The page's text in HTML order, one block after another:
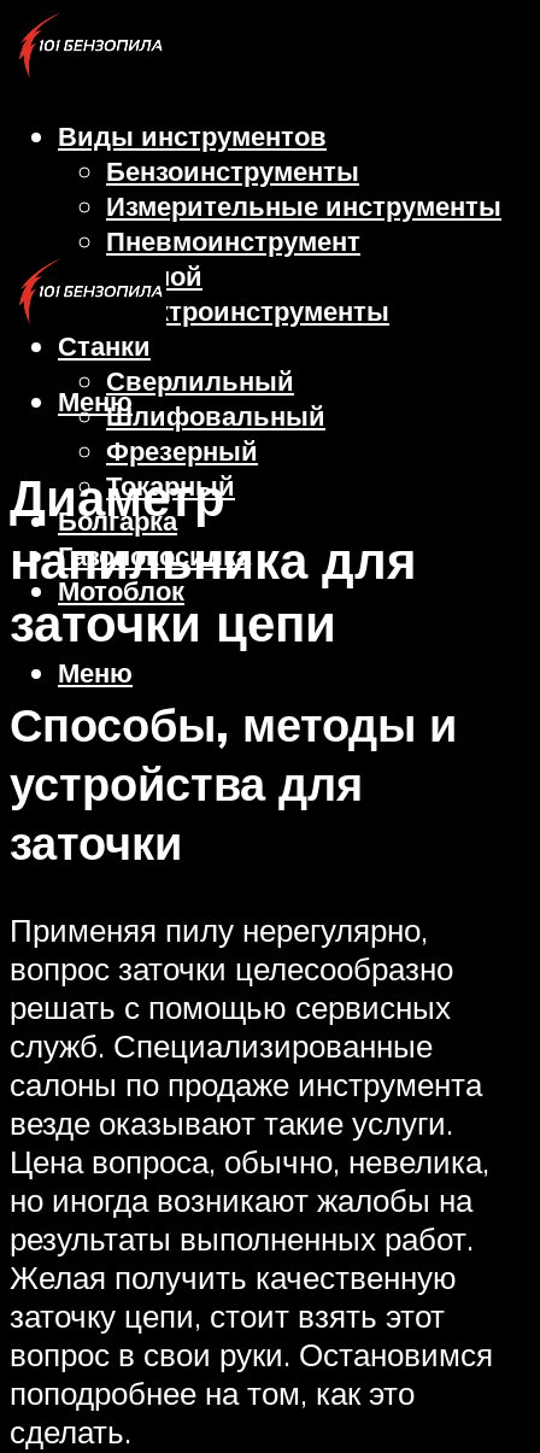
Виды инструментов
Бензоинструменты
Измерительные инструменты
Пневмоинструмент
Ручной
Электроинструменты
Станки
Сверлильный
Шлифовальный
Фрезерный
Токарный
Болгарка
Газонокосилка
Мотоблок
Меню
Меню
Диаметр
напильника для
заточки цепи
Способы, методы и
устройства для
заточки
Применяя пилу нерегулярно,
вопрос заточки целесообразно
решать с помощью сервисных
служб. Специализированные
салоны по продаже инструмента
везде оказывают такие услуги.
Цена вопроса, обычно, невелика,
но иногда возникают жалобы на
результаты выполненных работ.
Желая получить качественную
заточку цепи, стоит взять этот
вопрос в свои руки. Остановимся
поподробнее на том, как это
сделать.